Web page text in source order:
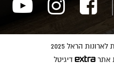
הראל 2025
אתר
דיגיטל